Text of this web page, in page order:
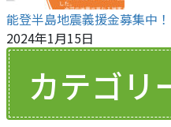
能登半島地震義援金募集中！
2024年1月15日
カテゴリ